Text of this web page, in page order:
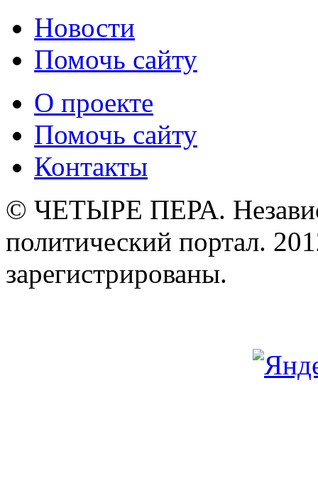
Новости
Помочь сайту
О проекте
Помочь сайту
Контакты
© ЧЕТЫРЕ ПЕРА.
политический портал.
зарегистрированы.